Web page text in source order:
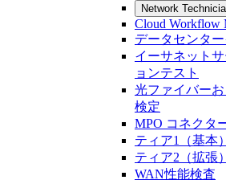
Network
Cloud Workflow
データセンタ
イーサネット
ョンテスト
光ファイバー
検定
MPO コネクタ
ティア1（基本
ティア2（拡張
WAN性能検査